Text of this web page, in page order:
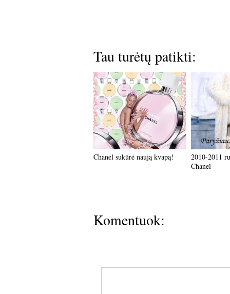
Tau turėtų patikti:
Chanel sukūrė naują kvapą!
2010-2011
Chanel
Komentuok: